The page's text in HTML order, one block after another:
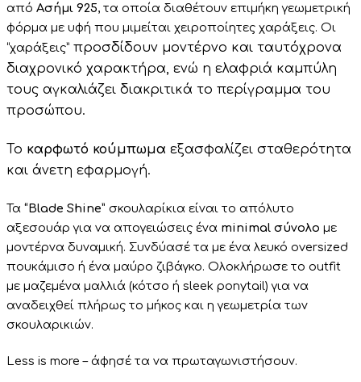
από Ασήμι 925, τα οποία διαθέτουν επιμήκη γεωμετρική
φόρμα με υφή που μιμείται χειροποίητες χαράξεις. Οι
“χαράξεις” προσδίδουν μοντέρνο και ταυτόχρονα
διαχρονικό χαρακτήρα, ενώ η ελαφριά καμπύλη
τους αγκαλιάζει διακριτικά το περίγραμμα του
προσώπου.
Το καρφωτό κούμπωμα εξασφαλίζει σταθερότητα
και άνετη εφαρμογή.
Τα “Blade Shine” σκουλαρίκια είναι το απόλυτο
αξεσουάρ για να απογειώσεις ένα minimal σύνολο με
μοντέρνα δυναμική. Συνδύασέ τα με ένα λευκό oversized
πουκάμισο ή ένα μαύρο ζιβάγκο. Ολοκλήρωσε το outfit
με μαζεμένα μαλλιά (κότσο ή sleek ponytail) για να
αναδειχθεί πλήρως το μήκος και η γεωμετρία των
σκουλαρικιών.
Less is more – άφησέ τα να πρωταγωνιστήσουν.